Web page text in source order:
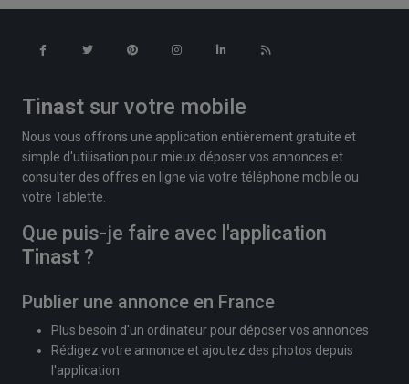
Tinast sur votre mobile
Nous vous offrons une application entièrement gratuite et
simple d'utilisation pour mieux déposer vos annonces et
consulter des offres en ligne via votre téléphone mobile ou
votre Tablette.
Que puis-je faire avec l'application
Tinast ?
Publier une annonce en France
Plus besoin d'un ordinateur pour déposer vos annonces
Rédigez votre annonce et ajoutez des photos depuis
l'application